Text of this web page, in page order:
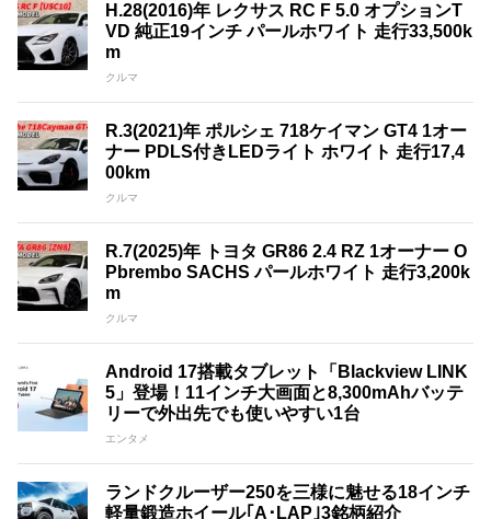
H.28(2016)年 レクサス RC F 5.0 オプションT
VD 純正19インチ パールホワイト 走行33,500k
m
クルマ
R.3(2021)年 ポルシェ 718ケイマン GT4 1オー
ナー PDLS付きLEDライト ホワイト 走行17,4
00km
クルマ
R.7(2025)年 トヨタ GR86 2.4 RZ 1オーナー O
Pbrembo SACHS パールホワイト 走行3,200k
m
クルマ
Android 17搭載タブレット「Blackview LINK
5」登場！11インチ大画面と8,300mAhバッテ
リーで外出先でも使いやすい1台
エンタメ
ランドクルーザー250を三様に魅せる18インチ
軽量鍛造ホイール｢A･LAP｣3銘柄紹介